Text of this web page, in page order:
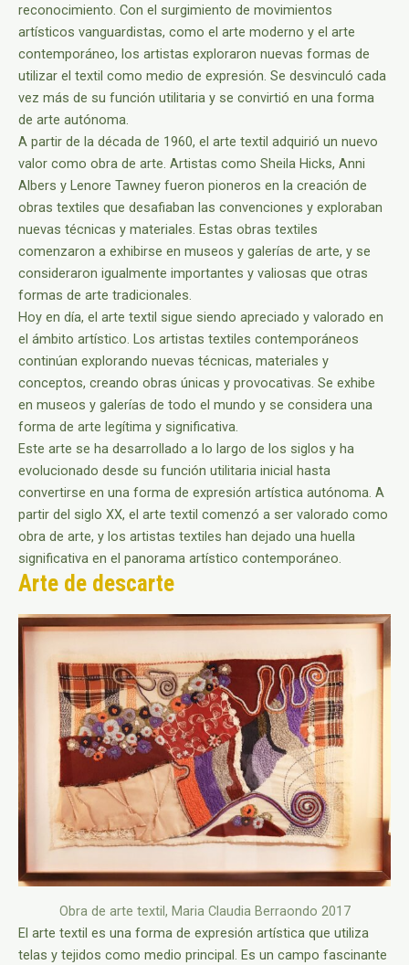
reconocimiento. Con el surgimiento de movimientos
artísticos vanguardistas, como el arte moderno y el arte
contemporáneo, los artistas exploraron nuevas formas de
utilizar el textil como medio de expresión. Se desvinculó cada
vez más de su función utilitaria y se convirtió en una forma
de arte autónoma.
A partir de la década de 1960, el arte textil adquirió un nuevo
valor como obra de arte. Artistas como Sheila Hicks, Anni
Albers y Lenore Tawney fueron pioneros en la creación de
obras textiles que desafiaban las convenciones y exploraban
nuevas técnicas y materiales. Estas obras textiles
comenzaron a exhibirse en museos y galerías de arte, y se
consideraron igualmente importantes y valiosas que otras
formas de arte tradicionales.
Hoy en día, el arte textil sigue siendo apreciado y valorado en
el ámbito artístico. Los artistas textiles contemporáneos
continúan explorando nuevas técnicas, materiales y
conceptos, creando obras únicas y provocativas. Se exhibe
en museos y galerías de todo el mundo y se considera una
forma de arte legítima y significativa.
Este arte se ha desarrollado a lo largo de los siglos y ha
evolucionado desde su función utilitaria inicial hasta
convertirse en una forma de expresión artística autónoma. A
partir del siglo XX, el arte textil comenzó a ser valorado como
obra de arte, y los artistas textiles han dejado una huella
significativa en el panorama artístico contemporáneo.
Arte de descarte
Obra de arte textil, Maria Claudia Berraondo 2017
El arte textil es una forma de expresión artística que utiliza
telas y tejidos como medio principal. Es un campo fascinante